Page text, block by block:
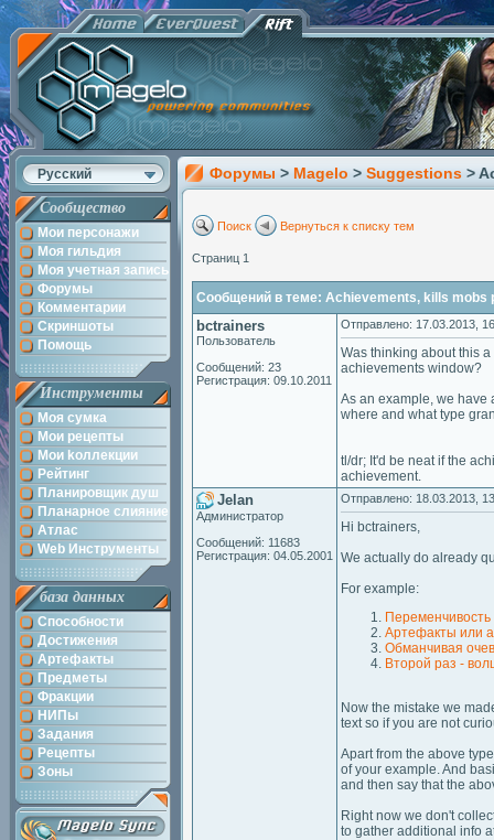
Русский
Сообщество
Мои персонажи
Моя гильдия
Моя учетная запись
Форумы
Комментарии
Скриншоты
Помощь
Инструменты
Моя сумка
Мои рецепты
Мои kоллекции
Рейтинг
Планировщик душ
Планарное слияние
Атлас
Web Инструменты
база данных
Способности
Достижения
Артефакты
Предметы
Фракции
НИПы
Задания
Рецепты
Зоны
Форумы > Magelo > Suggestions >
Поиск Вернуться к списку тем
Страниц 1
Сообщений в теме: Achievements, kills mobs
bctrainers
Пользователь
Сообщений: 23
Регистрация: 09.10.2011
Отправлено: 17.03.2013,
Was thinking about this
achievements window?
As an example, we
where and what type
tl/dr; It'd be neat if the
achievement.
Jelan
Администратор
Сообщений: 11683
Регистрация: 04.05.2001
Отправлено: 18.03.2013,
Hi bctrainers,
We actually do already
For example:
Переменчивость
Артефакты или
Обманчивая
Второй раз -
Now the mistake we
text so if you are not
Apart from the above
of your example. And
and then say that the
Right now we don't
to gather additional info